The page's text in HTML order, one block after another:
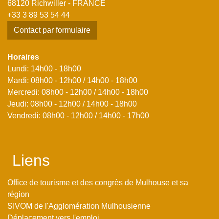
68120 Richwiller - FRANCE
+33 3 89 53 54 44
Contact par formulaire
Horaires
Lundi: 14h00 - 18h00
Mardi: 08h00 - 12h00 / 14h00 - 18h00
Mercredi: 08h00 - 12h00 / 14h00 - 18h00
Jeudi: 08h00 - 12h00 / 14h00 - 18h00
Vendredi: 08h00 - 12h00 / 14h00 - 17h00
Liens
Office de tourisme et des congrès de Mulhouse et sa
région
SIVOM de l'Agglomération Mulhousienne